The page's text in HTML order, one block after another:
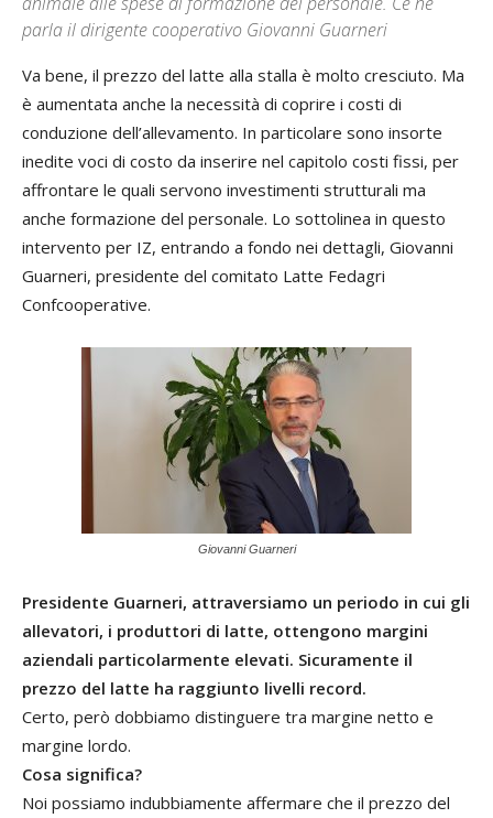
parla il dirigente cooperativo Giovanni Guarneri
Va bene, il prezzo del latte alla stalla è molto cresciuto. Ma
è aumentata anche la necessità di coprire i costi di
conduzione dell’allevamento. In particolare sono insorte
inedite voci di costo da inserire nel capitolo costi fissi, per
affrontare le quali servono investimenti strutturali ma
anche formazione del personale. Lo sottolinea in questo
intervento per IZ, entrando a fondo nei dettagli, Giovanni
Guarneri, presidente del comitato Latte Fedagri
Confcooperative.
Giovanni Guarneri
Presidente Guarneri, attraversiamo un periodo in cui gli
allevatori, i produttori di latte, ottengono margini
aziendali particolarmente elevati. Sicuramente il
prezzo del latte ha raggiunto livelli record.
Certo, però dobbiamo distinguere tra margine netto e
margine lordo.
Cosa significa?
Noi possiamo indubbiamente affermare che il prezzo del